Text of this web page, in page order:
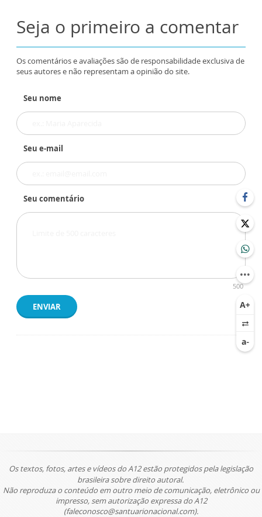
Seja o primeiro a comentar
Os comentários e avaliações são de responsabilidade exclusiva de
seus autores e não representam a opinião do site.
Seu nome
Seu e-mail
Seu comentário
500
ENVIAR
Os textos, fotos, artes e vídeos do A12 estão protegidos pela legislação
brasileira sobre direito autoral.
Não reproduza o conteúdo em outro meio de comunicação, eletrônico ou
impresso, sem autorização expressa do A12
(faleconosco@santuarionacional.com).